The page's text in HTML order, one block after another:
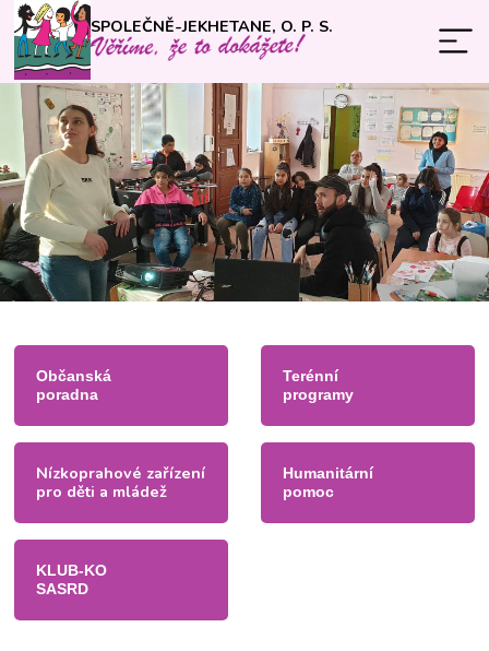
SPOLEČNĚ-JEKHETANE, O. P. S.
Občanská
poradna
Terénní
programy
Nízkoprahové zařízení
pro děti a mládež
Humanitární
pomoc
KLUB-KO
SASRD